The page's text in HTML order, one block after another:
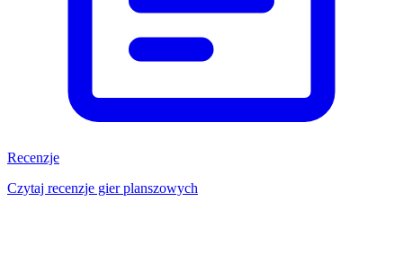
Recenzje
Czytaj recenzje gier planszowych